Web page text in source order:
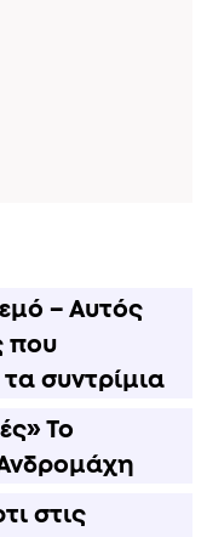
– Αυτός
που
συντρίμια
Το
στις